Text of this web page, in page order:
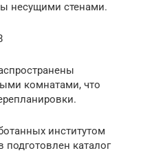
несущими стенами.
комнатами, что
институтом
каталог